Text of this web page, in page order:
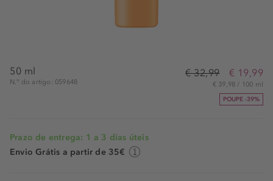
50 ml
N.° do artigo: 059648
€ 32,99 € 19,99
€ 39,98 / 100 ml
POUPE -39%
Prazo de entrega: 1 a 3 dias úteis
Envio Grátis a partir de 35€